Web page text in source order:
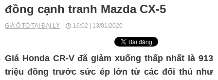
đồng cạnh tranh Mazda CX-5
GIÁ Ô TÔ TẠI ĐẠI LÝ 16:02 | 13/01/2020
Giá Honda CR-V đã giảm xuống thấp nhất là 913
triệu đồng trước sức ép lớn từ các đối thủ như